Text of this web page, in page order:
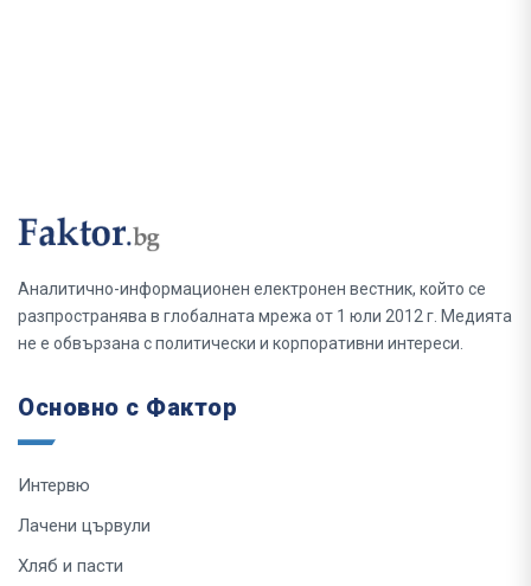
Аналитично-информационен електронен вестник, който се
разпространява в глобалната мрежа от 1 юли 2012 г. Медията
не е обвързана с политически и корпоративни интереси.
Основно с Фактор
Интервю
Лачени цървули
Хляб и пасти